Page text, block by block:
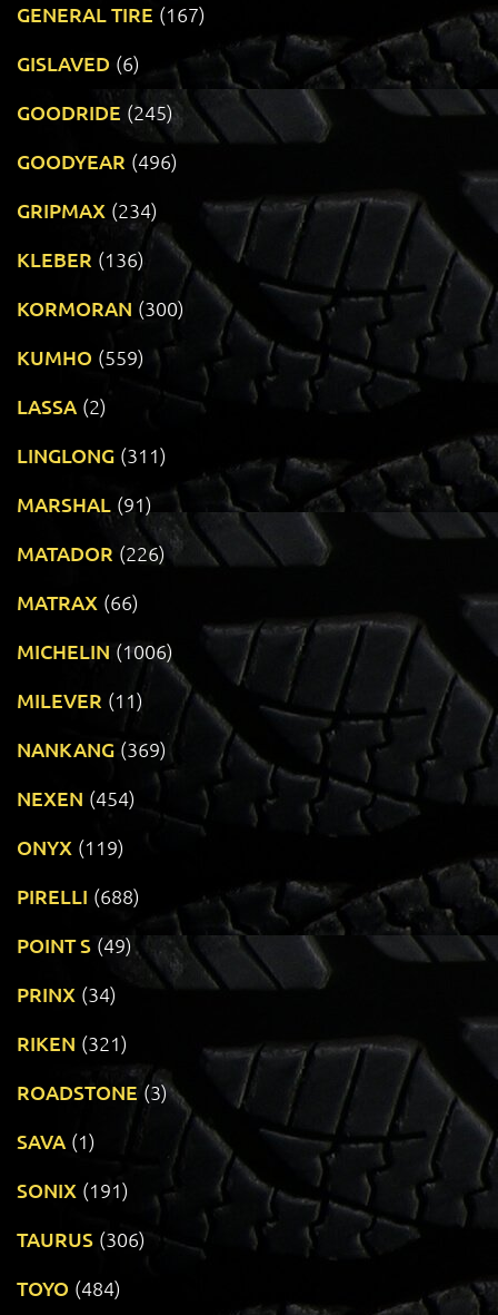
GENERAL TIRE (167)
GISLAVED (6)
GOODRIDE (245)
GOODYEAR (496)
GRIPMAX (234)
KLEBER (136)
KORMORAN (300)
KUMHO (559)
LASSA (2)
LINGLONG (311)
MARSHAL (91)
MATADOR (226)
MATRAX (66)
MICHELIN (1006)
MILEVER (11)
NANKANG (369)
NEXEN (454)
ONYX (119)
PIRELLI (688)
POINT S (49)
PRINX (34)
RIKEN (321)
ROADSTONE (3)
SAVA (1)
SONIX (191)
TAURUS (306)
TOYO (484)